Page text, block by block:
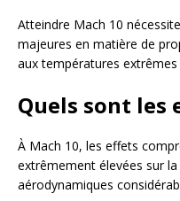
Atteindre Mach 10
majeures en matière de
aux températures extrêmes
Quels sont les
À Mach 10, les effets
extrêmement élevées sur
aérodynamiques